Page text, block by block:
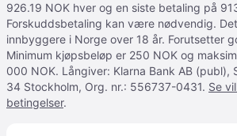
926.19 NOK hver og en siste betaling på
Forskuddsbetaling kan være nødvendig.
innbyggere i Norge over 18 år. Forutsetter
Minimum kjøpsbeløp er 250 NOK og
000 NOK. Långiver: Klarna Bank AB (publ),
34 Stockholm, Org. nr.: 556737-0431. Se
betingelser.